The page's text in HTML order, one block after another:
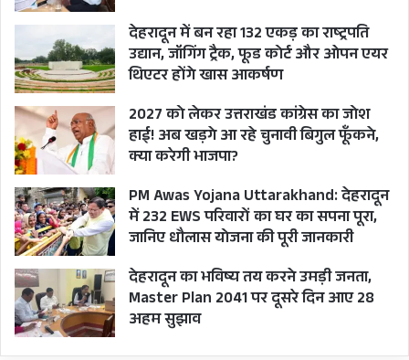
देहरादून में बन रहा 132 एकड़ का राष्ट्रपति
उद्यान, जॉगिंग ट्रैक, फूड कोर्ट और ओपन एयर
थिएटर होंगे खास आकर्षण
2027 को लेकर उत्तराखंड कांग्रेस का जोश
हाई! अब खड़गे आ रहे चुनावी बिगुल फूँकने,
क्या करेगी भाजपा?
PM Awas Yojana Uttarakhand: देहरादून
में 232 EWS परिवारों का घर का सपना पूरा,
जानिए धौलास योजना की पूरी जानकारी
देहरादून का भविष्य तय करने उमड़ी जनता,
Master Plan 2041 पर दूसरे दिन आए 28
अहम सुझाव